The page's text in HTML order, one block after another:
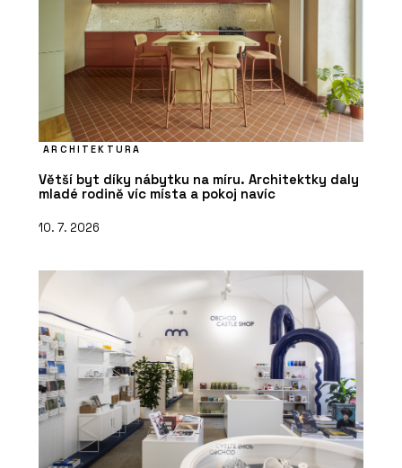
ARCHITEKTURA
Větší byt díky nábytku na míru. Architektky daly
mladé rodině víc místa a pokoj navíc
10. 7. 2026